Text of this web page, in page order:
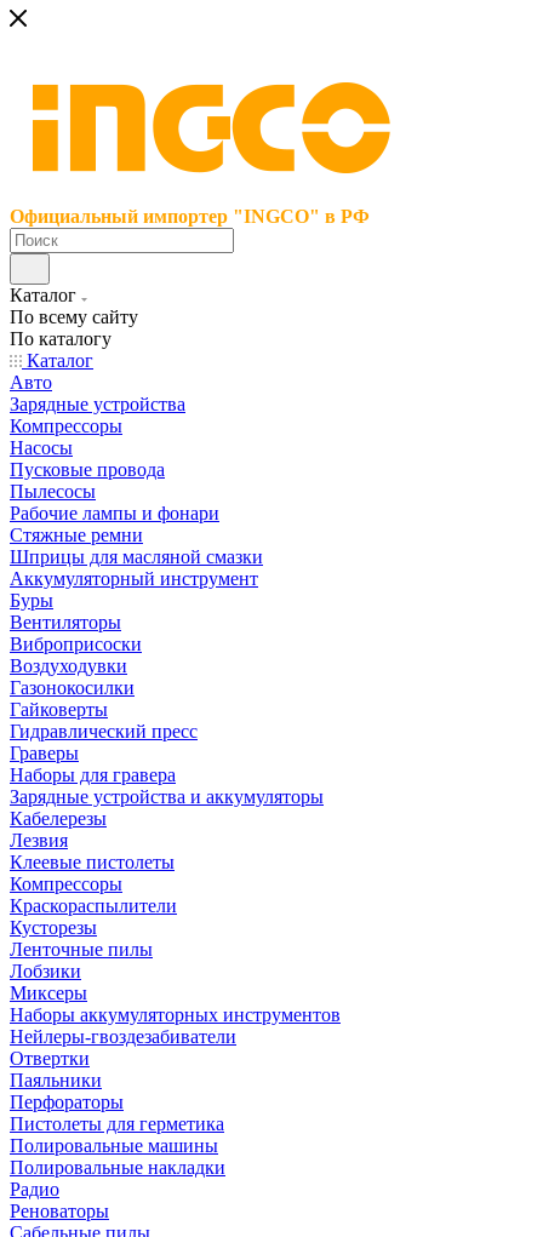
Официальный импортер "INGCO" в РФ
Каталог
По всему сайту
По каталогу
Каталог
Авто
Зарядные устройства
Компрессоры
Насосы
Пусковые провода
Пылесосы
Рабочие лампы и фонари
Стяжные ремни
Шприцы для масляной смазки
Аккумуляторный инструмент
Буры
Вентиляторы
Виброприсоски
Воздуходувки
Газонокосилки
Гайковерты
Гидравлический пресс
Граверы
Наборы для гравера
Зарядные устройства и аккумуляторы
Кабелерезы
Лезвия
Клеевые пистолеты
Компрессоры
Краскораспылители
Кусторезы
Ленточные пилы
Лобзики
Миксеры
Наборы аккумуляторных инструментов
Нейлеры-гвоздезабиватели
Отвертки
Паяльники
Перфораторы
Пистолеты для герметика
Полировальные машины
Полировальные накладки
Радио
Реноваторы
Сабельные пилы